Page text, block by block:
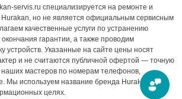
servis.ru специализируется на ремонте и
Hurakan, но не является официальным сервисным
качественные услуги по устранению
гарантии, а также проводим
устройств. Указанные на сайте цены носят
и не считаются публичной офертой — точную
наших мастеров по номерам телефонов,
Мы используем название бренда Hurakan
целях.